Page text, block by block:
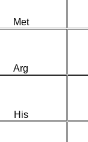
Met
Arg
His